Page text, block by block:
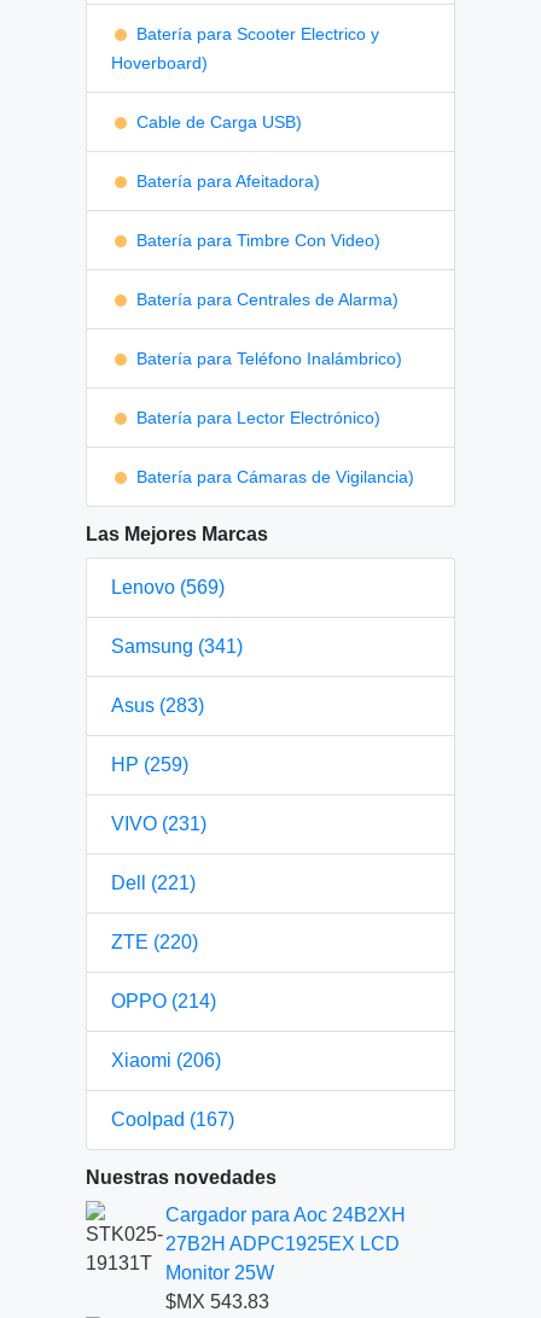
Batería para Scooter Electrico y
Hoverboard)
Cable de Carga USB)
Batería para Afeitadora)
Batería para Timbre Con Video)
Batería para Centrales de Alarma)
Batería para Teléfono Inalámbrico)
Batería para Lector Electrónico)
Batería para Cámaras de Vigilancia)
Las Mejores Marcas
Lenovo (569)
Samsung (341)
Asus (283)
HP (259)
VIVO (231)
Dell (221)
ZTE (220)
OPPO (214)
Xiaomi (206)
Coolpad (167)
Nuestras novedades
Cargador para Aoc 24B2XH
27B2H ADPC1925EX LCD
Monitor 25W
$MX 543.83